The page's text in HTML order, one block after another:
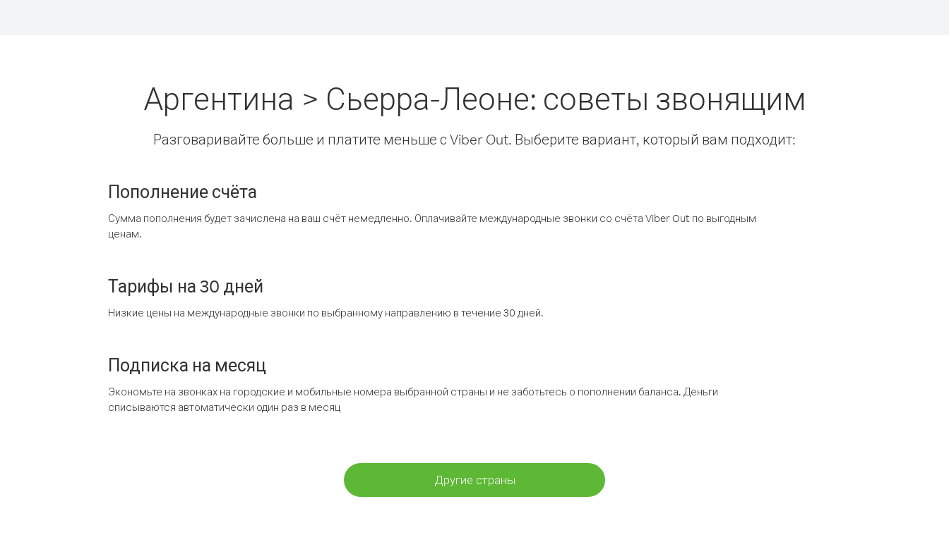
Аргентина > Сьерра-Леоне: советы звонящим
Разговаривайте больше и платите меньше с Viber Out. Выберите вариант, который вам подходит:
Пополнение счёта
Сумма пополнения будет зачислена на ваш счёт немедленно. Оплачивайте международные звонки со счёта Viber Out по выгодным
ценам.
Тарифы на 30 дней
Низкие цены на международные звонки по выбранному направлению в течение 30 дней.
Подписка на месяц
Экономьте на звонках на городские и мобильные номера выбранной страны и не заботьтесь о пополнении баланса. Деньги
списываются автоматически один раз в месяц
Другие страны